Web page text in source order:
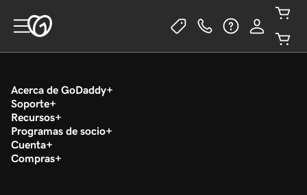
Acerca de GoDaddy
Soporte
Recursos
Programas de socio
Cuenta
Compras